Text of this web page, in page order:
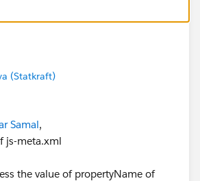
(Statkraft)
Samal,
js-meta.xml
the value of propertyName of